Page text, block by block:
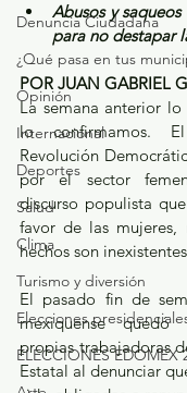
Denuncia Ciudadana
¿Qué pasa en tus
Opinión
Internacional
Deportes
Salud
Clima
Turismo y diversión
Elecciones
ELECCIONES EDOMEX
Abusos y
para no destapar
POR JUAN GABRIEL
La semana anterior
lo confirmamos.
Revolución
por el sector
discurso populista
favor de las mujeres,
hechos son
El pasado fin de
mexiquense
propias trabajadoras
Estatal al denunciar